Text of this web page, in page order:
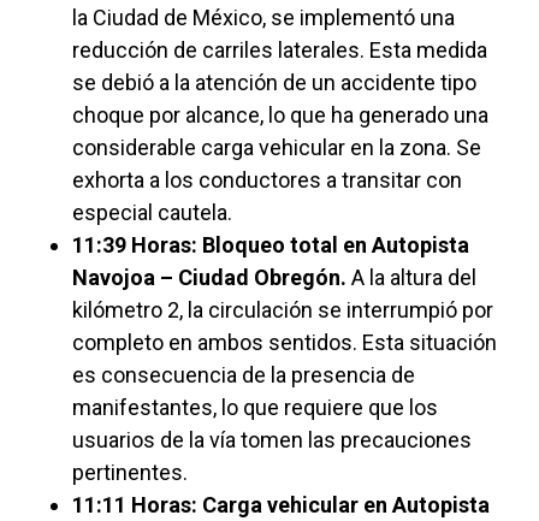
la Ciudad de México, se implementó una
reducción de carriles laterales. Esta medida
se debió a la atención de un accidente tipo
choque por alcance, lo que ha generado una
considerable carga vehicular en la zona. Se
exhorta a los conductores a transitar con
especial cautela.
11:39 Horas: Bloqueo total en Autopista
Navojoa – Ciudad Obregón. A la altura del
kilómetro 2, la circulación se interrumpió por
completo en ambos sentidos. Esta situación
es consecuencia de la presencia de
manifestantes, lo que requiere que los
usuarios de la vía tomen las precauciones
pertinentes.
11:11 Horas: Carga vehicular en Autopista